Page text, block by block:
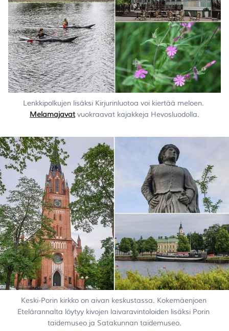
Melamajavat vuokraavat kajakkeja Hevosluodolla.
Keski-Porin kirkko on aivan keskustassa. Kokemäenjoen
Etelärannalta löytyy kivojen laivaravintoloiden lisäksi Porin
taidemuseo ja Satakunnan taidemuseo.